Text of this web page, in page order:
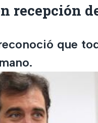
recepción
que